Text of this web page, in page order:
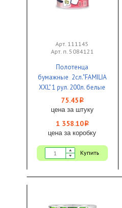
Арт. 111145
Арт. п. 5084121
Полотенца
бумажные 2сл."FAMILIA
XXL" 1 рул. 200л. белые
1/18
75.45 i
цена за штуку
1 358.10i
цена за коробку
Купить